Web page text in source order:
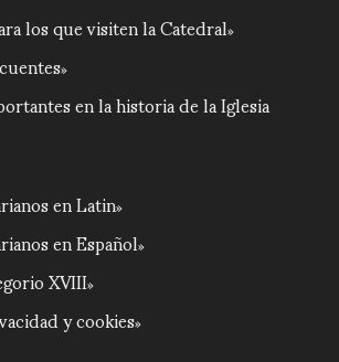
los que visiten la Catedral
en la historia de la Iglesia
en Latin
en Español
XVIII
y cookies